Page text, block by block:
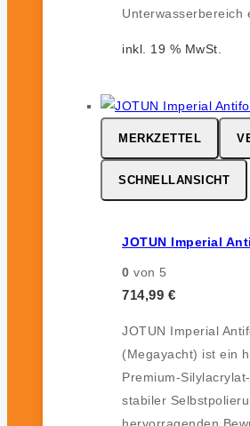
Unterwasserbereich
inkl. 19 % MwSt.
MERKZETTEL
SCHNELLANSICHT
JOTUN Imperial
0 von 5
714,99 €
JOTUN Imperial
(Megayacht) ist ein
Premium-
stabiler